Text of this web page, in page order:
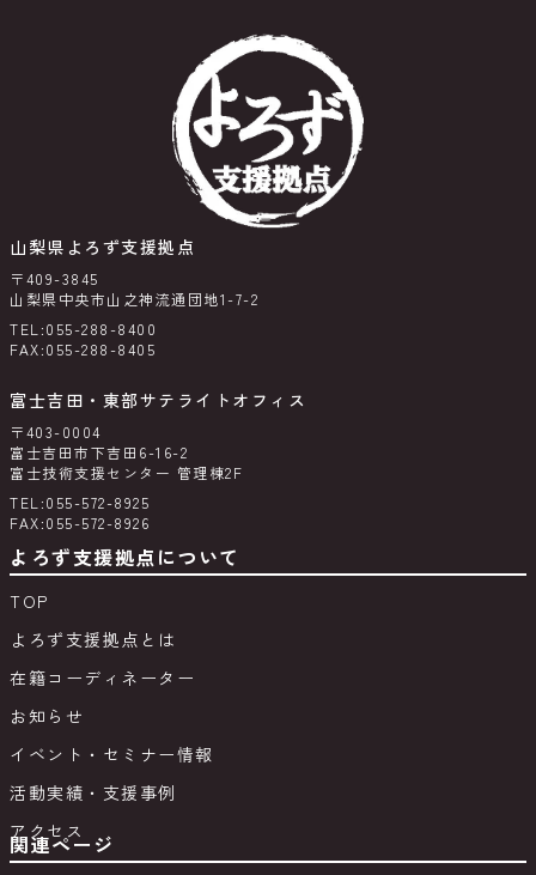
山梨県よろず支援拠点
〒409-3845
山梨県中央市山之神流通団地1-7-2
TEL:055-288-8400
FAX:055-288-8405
富士吉田・東部サテライトオフィス
〒403-0004
富士吉田市下吉田6-16-2
富士技術支援センター 管理棟2F
TEL:055-572-8925
FAX:055-572-8926
よろず支援拠点について
TOP
よろず支援拠点とは
在籍コーディネーター
お知らせ
イベント・セミナー情報
活動実績・支援事例
アクセス
関連ページ